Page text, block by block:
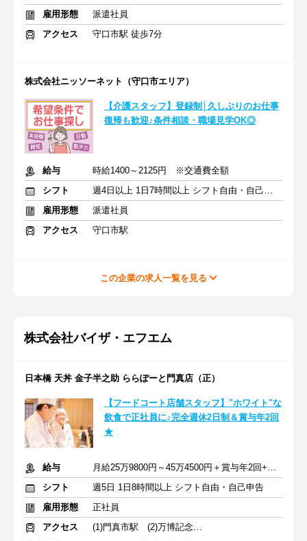
雇用形態
派遣社員
アクセス
守口市駅 徒歩7分
株式会社ニッソーネット（守口市エリア）
【介護スタッフ】登録制│久しぶりのお仕事
復帰も歓迎♪条件相談・職場見学OK◎
給与
時給1400～2125円 ※交通費全額
シフト
週4日以上 1日7時間以上 シフト自由・自己申告
雇用形態
派遣社員
アクセス
守口市駅
この企業の求人一覧を見る
株式会社バイザ・エフエム
日本橋 天丼 金子半之助 ららぽーと門真店（正）
【フードコート店舗スタッフ】"ホワイト"な
飲食で正社員に♪完全週休2日制＆賞与年2回
★
給与
月給25万9800円～45万4500円＋賞与年2回+交通費
シフト
週5日 1日8時間以上 シフト自由・自己申告
雇用形態
正社員
アクセス
(1)門真市駅 (2)万博記念公園駅